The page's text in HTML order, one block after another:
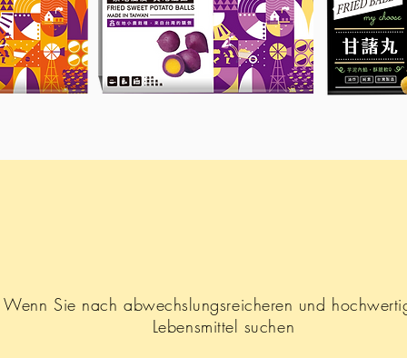
Wenn Sie nach abwechslungsreicheren und
Lebensmittel suchen